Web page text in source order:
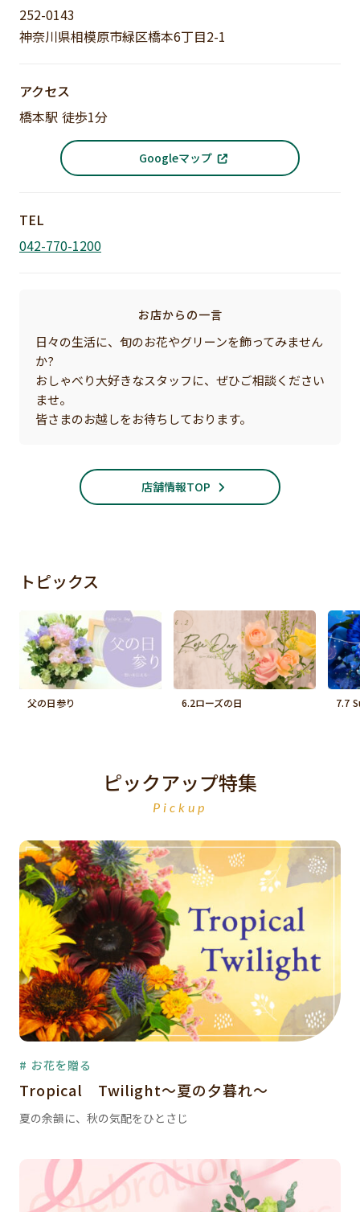
252-0143
神奈川県相模原市緑区橋本6丁目2-1
アクセス
橋本駅 徒歩1分
Googleマップ
TEL
042-770-1200
お店からの一言
日々の生活に、旬のお花やグリーンを飾ってみません
か?
おしゃべり大好きなスタッフに、ぜひご相談ください
ませ。
皆さまのお越しをお待ちしております。
店舗情報TOP
トピックス
父の日参り 6.2ローズの日 7.7
ピックアップ特集
Pickup
# お花を贈る
Tropical Twilight～夏の夕暮れ～
夏の余韻に、秋の気配をひとさじ